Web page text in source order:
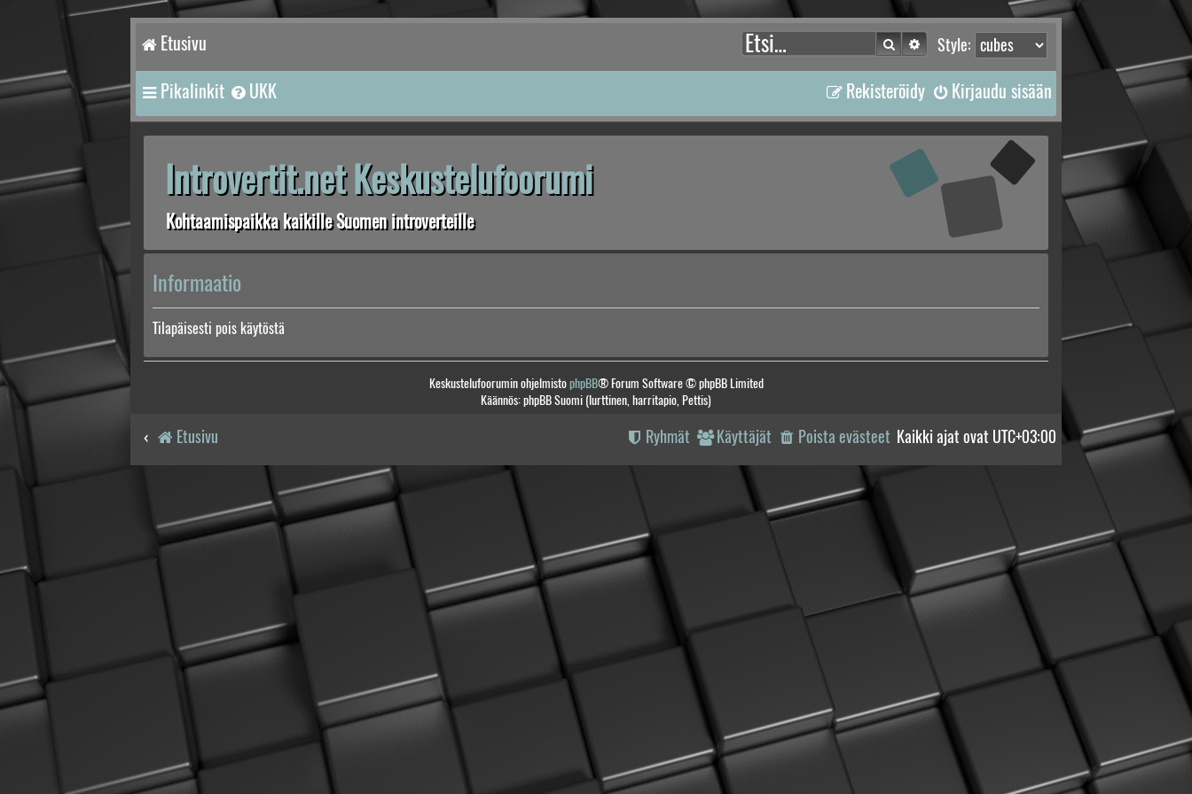
Etusivu Style:
Etsi Tarkennettu haku
Pikalinkit UKK Kirjaudu sisään
Rekisteröidy
Introvertit.net Keskustelufoorumi
Kohtaamispaikka kaikille Suomen introverteille
Informaatio
Tilapäisesti pois käytöstä
Keskustelufoorumin ohjelmistophpBB® Forum Software © phpBB Limited
Käännös: phpBB Suomi (lurttinen, harritapio, Pettis)
Etusivu Kaikki ajat ovat UTC+03:00
Poista evästeet
Käyttäjät
Ryhmät